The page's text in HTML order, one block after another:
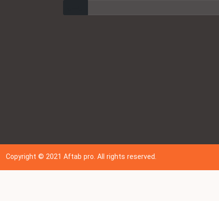
Copyright © 202 1Aftab pro. All rights reserved.